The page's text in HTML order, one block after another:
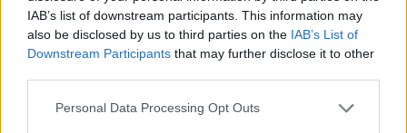
IAB’s list of downstream participants. This information may
also be disclosed by us to third parties on the IAB’s List of
Downstream Participants that may further disclose it to other
Please note that this website/app uses one or more Google
Personal Data Processing Opt Outs